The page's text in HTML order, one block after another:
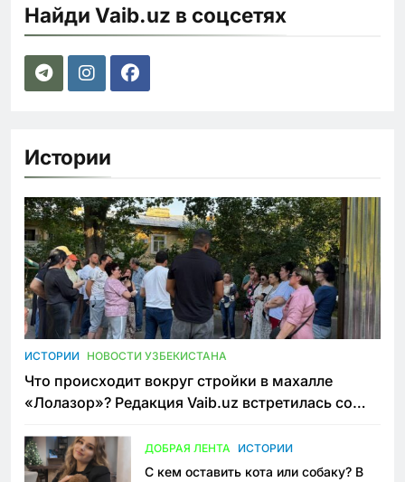
Найди Vaib.uz в соцсетях
Истории
ИСТОРИИ НОВОСТИ УЗБЕКИСТАНА
Что происходит вокруг стройки в махалле
«Лолазор»? Редакция Vaib.uz встретилась со
ДОБРАЯ ЛЕНТА ИСТОРИИ
С кем оставить кота или собаку? В